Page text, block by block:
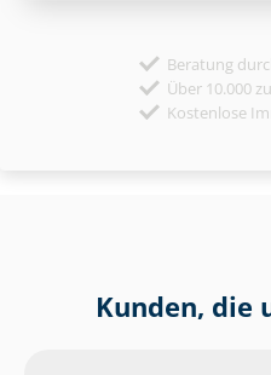
Beratung
Über 10.000
Kostenlose
Kunden, die